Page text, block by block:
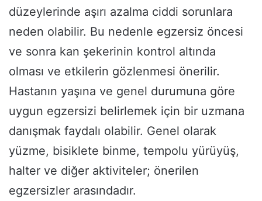
düzeylerinde aşırı azalma ciddi sorunlara
neden olabilir. Bu nedenle egzersiz öncesi
ve sonra kan şekerinin kontrol altında
olması ve etkilerin gözlenmesi önerilir.
Hastanın yaşına ve genel durumuna göre
uygun egzersizi belirlemek için bir uzmana
danışmak faydalı olabilir. Genel olarak
yüzme, bisiklete binme, tempolu yürüyüş,
halter ve diğer aktiviteler; önerilen
egzersizler arasındadır.